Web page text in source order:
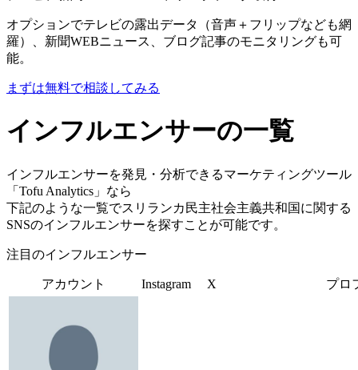
オプションでテレビの露出データ（音声＋フリップなども網
羅）、新聞WEBニュース、ブログ記事のモニタリングも可
能。
まずは無料で相談してみる
インフルエンサーの一覧
インフルエンサーを発見・分析できるマーケティングツール
「Tofu Analytics」なら
下記のような一覧でスリランカ民主社会主義共和国に関する
SNSのインフルエンサーを探すことが可能です。
注目のインフルエンサー
アカウント Instagram X プロ